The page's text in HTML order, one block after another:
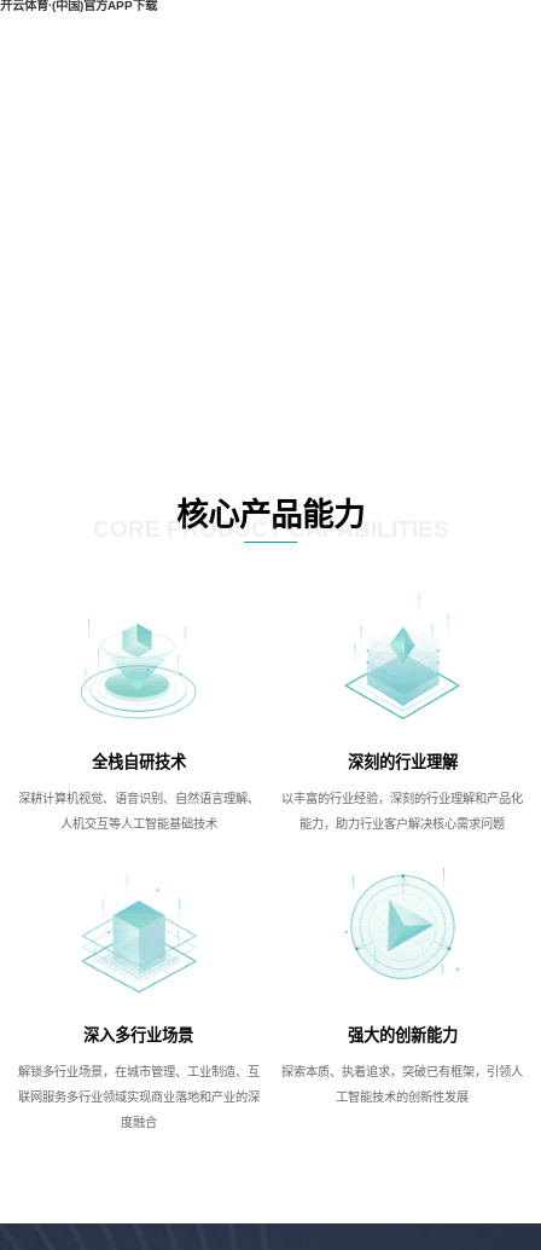
开云体育·(中国)官方APP下载
核心产品能力
CORE PRODUCT CAPABILITIES
全栈自研技术
深耕计算机视觉、语音识别、自然语言理解、
人机交互等人工智能基础技术
深刻的行业理解
以丰富的行业经验，深刻的行业理解和产品化
能力，助力行业客户解决核心需求问题
深入多行业场景
解锁多行业场景，在城市管理、工业制造、互
联网服务多行业领域实现商业落地和产业的深
度融合
强大的创新能力
探索本质、执着追求，突破已有框架，引领人
工智能技术的创新性发展